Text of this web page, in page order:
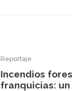
Reportaje
Incendios
franquicias: